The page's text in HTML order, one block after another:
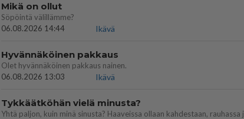
Mikä on ollut
Söpöintä välillämme?
06.08.2026 14:44
Ikävä
Hyvännäköinen pakkaus
Olet hyvännäköinen pakkaus nainen.
06.08.2026 13:03
Ikävä
Tykkäätköhän vielä minusta?